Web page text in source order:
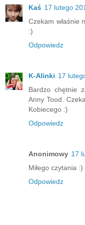
Kaś 17 lutego
Czekam właśnie
:)
Odpowiedz
K-Alinki 17
Bardzo chętnie
Anny Tood.
Kobiecego :)
Odpowiedz
Anonimowy 17
Miłego czytania
Odpowiedz